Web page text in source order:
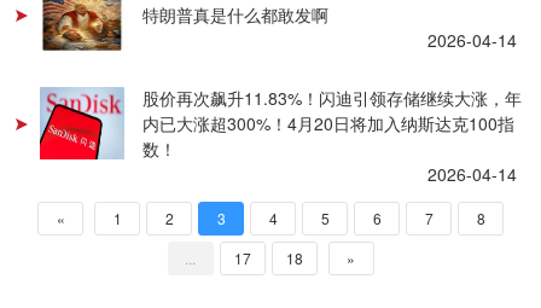
特朗普真是什么都敢发啊
2026-04-14
股价再次飙升11.83%！闪迪引领存储继续大涨，年
内已大涨超300%！4月20日将加入纳斯达克100指
数！
2026-04-14
« 1 2 3 4 5 6 7
8
17 18 »